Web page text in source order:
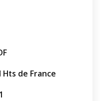
Hts de France